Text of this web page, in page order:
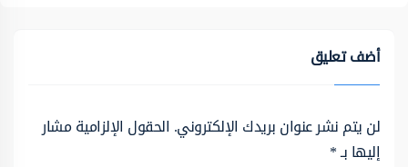
أضف تعليق
لن يتم نشر عنوان بريدك الإلكتروني. الحقول الإلزامية مشار
إليها بـ*